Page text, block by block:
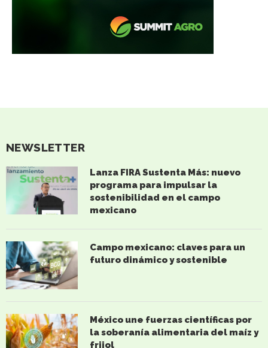
NEWSLETTER
Lanza FIRA Sustenta Más: nuevo
programa para impulsar la
sostenibilidad en el campo
mexicano
Campo mexicano: claves para un
futuro dinámico y sostenible
México une fuerzas científicas por
la soberanía alimentaria del maíz y
frijol